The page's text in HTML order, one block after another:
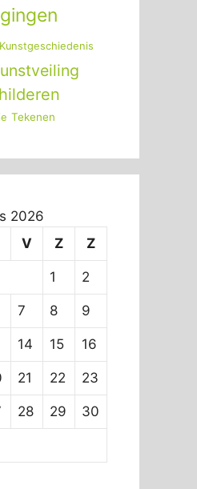
Kunstgeschiedenis
Tekenen
2026
V Z Z
1 2
7 8 9
14 15 16
21 22 23
28 29 30